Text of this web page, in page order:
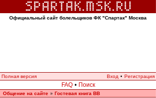
Официальный сайт болельщиков ФК "Спартак" Москва
Полная версия Вход • Регистрация
FAQ • Поиск
Общение на сайте » Гостевая книга ВВ